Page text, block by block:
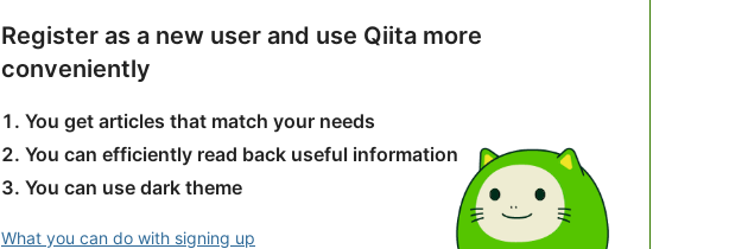
Register as a new user and use Qiita more
conveniently
You get articles that match your needs
You can efficiently read back useful information
You can use dark theme
What you can do with signing up